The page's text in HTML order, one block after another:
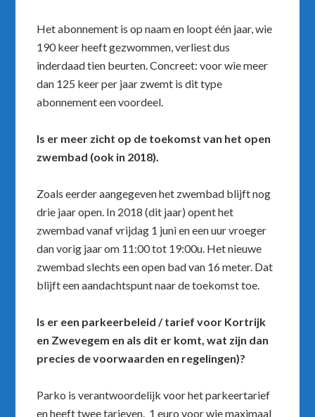
Het abonnement is op naam en loopt één jaar, wie
190 keer heeft gezwommen, verliest dus
inderdaad tien beurten. Concreet: voor wie meer
dan 125 keer per jaar zwemt is dit type
abonnement een voordeel.
Is er meer zicht op de toekomst van het open
zwembad (ook in 2018).
Zoals eerder aangegeven het zwembad blijft nog
drie jaar open. In 2018 (dit jaar) opent het
zwembad vanaf vrijdag 1 juni en een uur vroeger
dan vorig jaar om 11:00 tot 19:00u. Het nieuwe
zwembad slechts een open bad van 16 meter. Dat
blijft een aandachtspunt naar de toekomst toe.
Is er een parkeerbeleid / tarief voor Kortrijk
en Zwevegem en als dit er komt, wat zijn dan
precies de voorwaarden en regelingen)?
Parko is verantwoordelijk voor het parkeertarief
en heeft twee tarieven. 1 euro voor wie maximaal